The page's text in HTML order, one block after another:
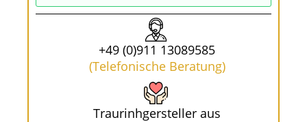
+49 (0)911 13089585
(Telefonische Beratung)
Traurinhgersteller aus